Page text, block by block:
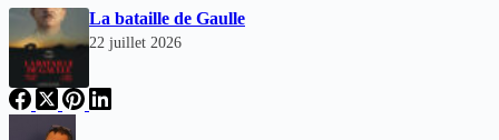
La bataille de Gaulle
22 juillet 2026